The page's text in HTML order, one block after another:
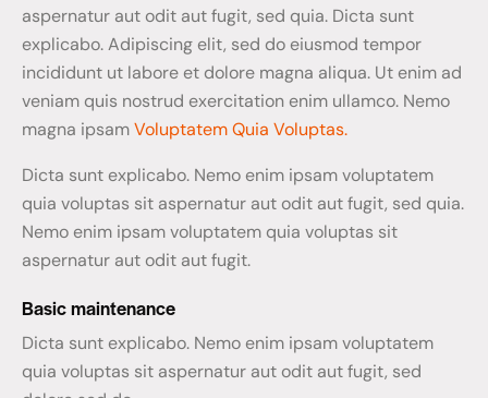
aspernatur aut odit aut fugit, sed quia. Dicta sunt
explicabo. Adipiscing elit, sed do eiusmod tempor
incididunt ut labore et dolore magna aliqua. Ut enim ad
veniam quis nostrud exercitation enim ullamco. Nemo
magna ipsamVoluptatem Quia Voluptas.
Dicta sunt explicabo. Nemo enim ipsam voluptatem
quia voluptas sit aspernatur aut odit aut fugit, sed quia.
Nemo enim ipsam voluptatem quia voluptas sit
aspernatur aut odit aut fugit.
Basic maintenance
Dicta sunt explicabo. Nemo enim ipsam voluptatem
quia voluptas sit aspernatur aut odit aut fugit, sed